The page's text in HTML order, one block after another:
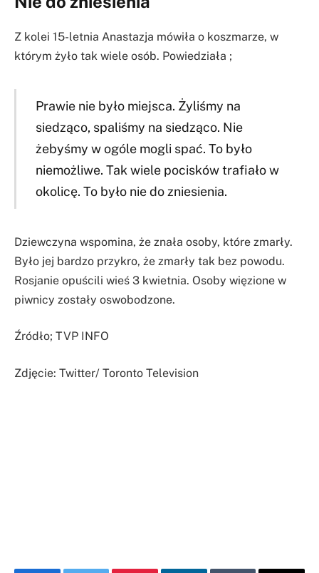
Z kolei 15-letnia Anastazja mówiła o koszmarze, w
którym żyło tak wiele osób. Powiedziała ;
Prawie nie było miejsca. Żyliśmy na
siedząco, spaliśmy na siedząco. Nie
żebyśmy w ogóle mogli spać. To było
niemożliwe. Tak wiele pocisków trafiało w
okolicę. To było nie do zniesienia.
Dziewczyna wspomina, że znała osoby, które zmarły.
Było jej bardzo przykro, że zmarły tak bez powodu.
Rosjanie opuścili wieś 3 kwietnia. Osoby więzione w
piwnicy zostały oswobodzone.
Źródło; TVP INFO
Zdjęcie: Twitter/ Toronto Television